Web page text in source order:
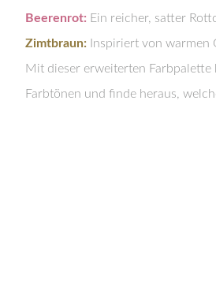
Beerenrot: Ein reicher, satter
Zimtbraun: Inspiriert von warmen
Mit dieser erweiterten
Farbtönen und finde heraus,